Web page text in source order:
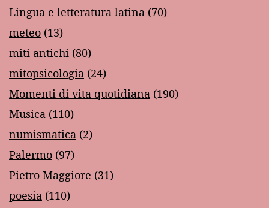
Lingua e letteratura latina (70)
meteo (13)
miti antichi (80)
mitopsicologia (24)
Momenti di vita quotidiana (190)
Musica (110)
numismatica (2)
Palermo (97)
Pietro Maggiore (31)
poesia (110)